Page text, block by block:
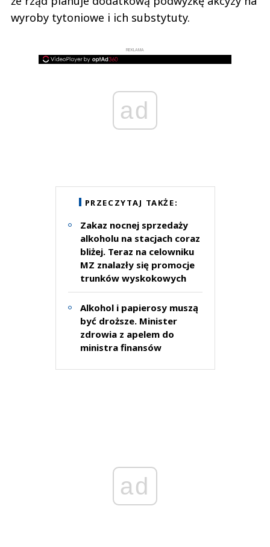
wyroby tytoniowe i ich substytuty.
REKLAMA
ad
PRZECZYTAJ TAKŻE:
Zakaz nocnej sprzedaży
alkoholu na stacjach coraz
bliżej. Teraz na celowniku
MZ znalazły się promocje
trunków wyskokowych
Alkohol i papierosy muszą
być droższe. Minister
zdrowia z apelem do
ministra finansów
ad